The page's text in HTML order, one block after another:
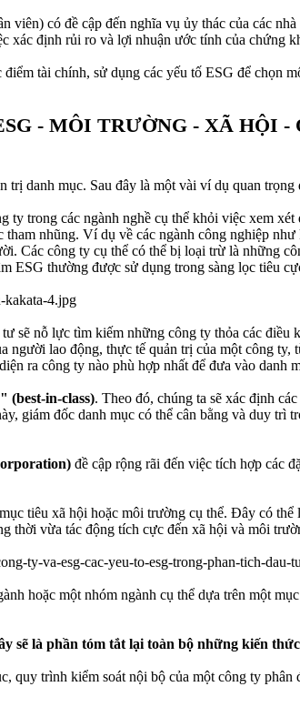
có đề cập đến nghĩa vụ ủy thác của các
xác định rủi ro và lợi nhuận ước tính của chứng
tài chính, sử dụng các yếu tố ESG để chọn
- MÔI TRƯỜNG - XÃ HỘI -
danh mục. Sau đây là một vài ví dụ quan trọng
ty trong các ngành nghề cụ thể khỏi việc xem
nhũng. Ví dụ về các ngành công nghiệp
Các công ty cụ thể có thể bị loại trừ là những
ESG thường được sử dụng trong sàng lọc tiêu
tư sẽ nỗ lực tìm kiếm những công ty thỏa các
người lao động, thực tế quản trị của một công
ra công ty nào phù hợp nhất để đưa vào danh
(best-in-class). Theo đó, chúng ta sẽ xác định
giám đốc danh mục có thể cân bằng và duy trì
đề cập rộng rãi đến việc tích hợp các
tiêu xã hội hoặc môi trường cụ thể. Đây có
thời vừa tác động tích cực đến xã hội và môi
hoặc một nhóm ngành cụ thể dựa trên một
sẽ là phần tóm tắt lại toàn bộ những kiến
quy trình kiểm soát nội bộ của một công ty